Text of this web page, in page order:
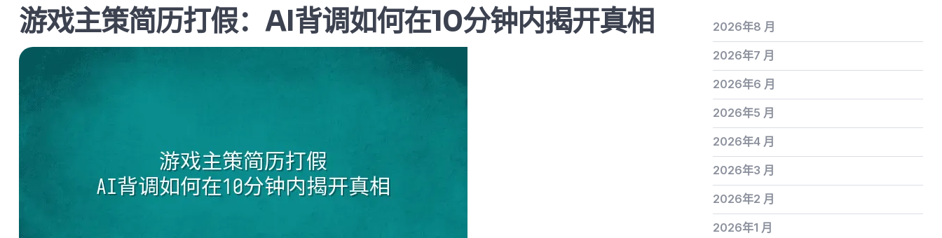
游戏主策简历打假：AI背调如何在10分钟内揭开真相 2026年8 月
2026年7 月
2026年6 月
2026年5 月
2026年4 月
2026年3 月
2026年2 月
2026年1 月